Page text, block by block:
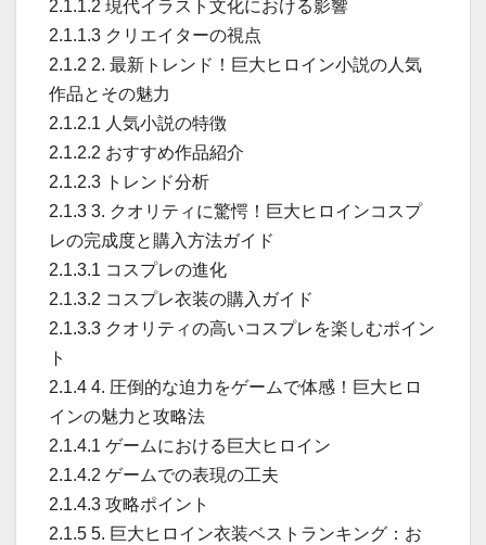
2.1.1.2 現代イラスト文化における影響
2.1.1.3 クリエイターの視点
2.1.2 2. 最新トレンド！巨大ヒロイン小説の人気
作品とその魅力
2.1.2.1 人気小説の特徴
2.1.2.2 おすすめ作品紹介
2.1.2.3 トレンド分析
2.1.3 3. クオリティに驚愕！巨大ヒロインコスプ
レの完成度と購入方法ガイド
2.1.3.1 コスプレの進化
2.1.3.2 コスプレ衣装の購入ガイド
2.1.3.3 クオリティの高いコスプレを楽しむポイン
ト
2.1.4 4. 圧倒的な迫力をゲームで体感！巨大ヒロ
インの魅力と攻略法
2.1.4.1 ゲームにおける巨大ヒロイン
2.1.4.2 ゲームでの表現の工夫
2.1.4.3 攻略ポイント
2.1.5 5. 巨大ヒロイン衣装ベストランキング：お